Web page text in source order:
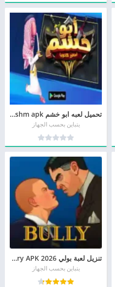
تحميل لعبه ابو خشم Abu khashm apk مجانا
يتباين بحسب الجهاز
تنزيل لعبة بولي 2026 Bully Anniversary APK مجاناً
يتباين بحسب الجهاز